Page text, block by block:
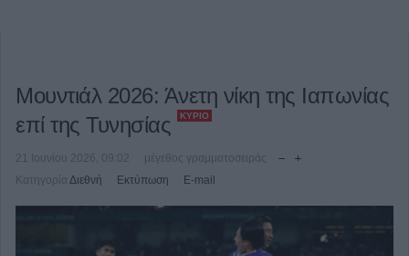
Μουντιάλ 2026: Άνετη νίκη της Ιαπωνίας
επί της Τυνησίας
ΚΎΡΙΟ
21 Ιουνίου 2026, 09:02
μέγεθος γραμματοσειράς
Κατηγορία Διεθνή Εκτύπωση E-mail